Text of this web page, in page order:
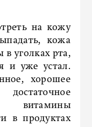
на кожу
кожа
в уголках рта,
и уже устал.
хорошее
витамины
в продуктах